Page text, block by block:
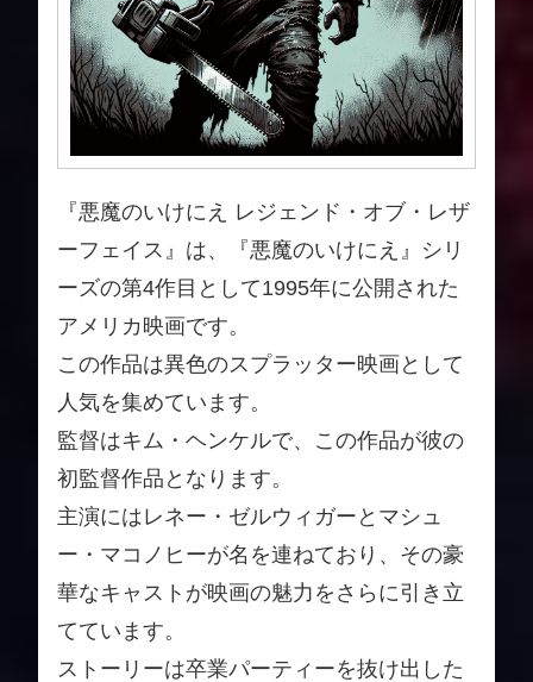
『悪魔のいけにえ レジェンド・オブ・レザ
ーフェイス』は、『悪魔のいけにえ』シリ
ーズの第4作目として1995年に公開された
アメリカ映画です。
この作品は異色のスプラッター映画として
人気を集めています。
監督はキム・ヘンケルで、この作品が彼の
初監督作品となります。
主演にはレネー・ゼルウィガーとマシュ
ー・マコノヒーが名を連ねており、その豪
華なキャストが映画の魅力をさらに引き立
てています。
ストーリーは卒業パーティーを抜け出した